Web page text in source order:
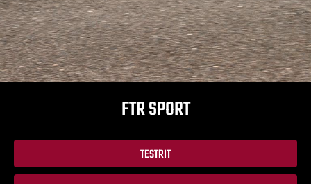
FTR SPORT
TESTRIT